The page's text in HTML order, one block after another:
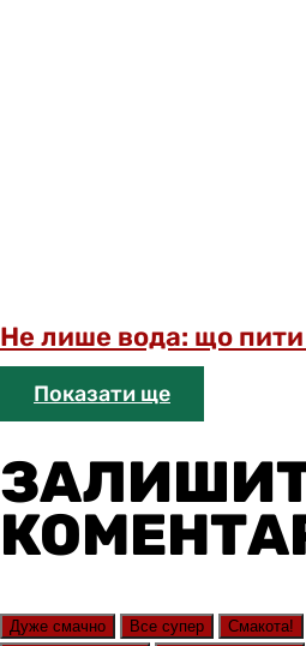
Не лише вода: що пити
Показати ще
Дуже смачно Все супер Смакота!